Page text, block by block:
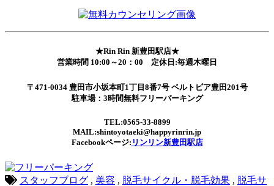
★Rin Rin 新豊田駅店★
営業時間 10:00～20：00 定休日:毎週木曜日
〒471-0034 豊田市小坂本町1丁目8番7号 ベルトピア豊田201号
駐車場：3時間無料フリーパーキング
TEL:0565-33-8899
MAIL:shintoyotaeki@happyrinrin.jp
Facebookページ: リンリン新豊田駅店
スタッフブログ , 美容 , 脱毛サイクル・脱毛効果 , 脱毛サ